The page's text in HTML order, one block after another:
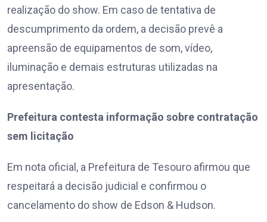
realização do show. Em caso de tentativa de
descumprimento da ordem, a decisão prevê a
apreensão de equipamentos de som, vídeo,
iluminação e demais estruturas utilizadas na
apresentação.
Prefeitura contesta informação sobre contratação
sem licitação
Em nota oficial, a Prefeitura de Tesouro afirmou que
respeitará a decisão judicial e confirmou o
cancelamento do show de Edson & Hudson.